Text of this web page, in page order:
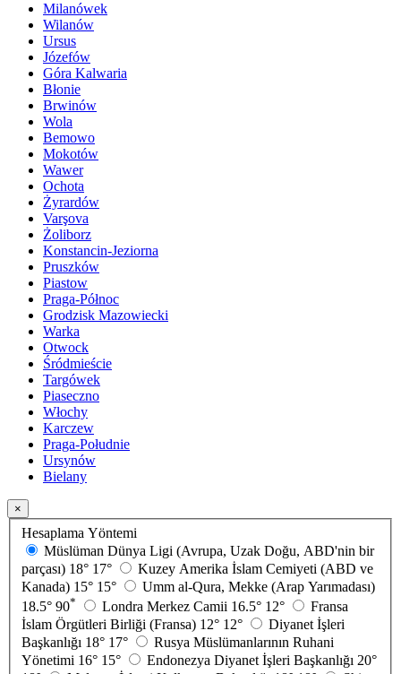
Milanówek
Wilanów
Ursus
Józefów
Góra Kalwaria
Błonie
Brwinów
Wola
Bemowo
Mokotów
Wawer
Ochota
Żyrardów
Varşova
Żoliborz
Konstancin-Jeziorna
Pruszków
Piastow
Praga-Północ
Grodzisk Mazowiecki
Warka
Otwock
Śródmieście
Targówek
Piaseczno
Włochy
Karczew
Praga-Południe
Ursynów
Bielany
×
Hesaplama Yöntemi
Müslüman Dünya Ligi (Avrupa, Uzak Doğu, ABD'nin bir
parçası) 18° 17°
Kuzey Amerika İslam Cemiyeti (ABD ve
Kanada) 15° 15°
Umm al-Qura, Mekke (Arap Yarımadası)
18.5° 90* Londra Merkez Camii 16.5° 12°
Fransa
İslam Örgütleri Birliği (Fransa) 12° 12°
Diyanet İşleri
Başkanlığı 18° 17°
Rusya Müslümanlarının Ruhani
Yönetimi 16° 15° Endonezya Diyanet İşleri Başkanlığı 20°